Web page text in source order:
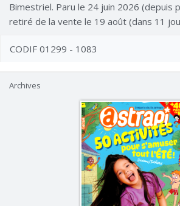
Bimestriel. Paru le 24 juin 2026 (depuis
retiré de la vente le 19 août (dans 11
CODIF 01299 - 1083
Archives